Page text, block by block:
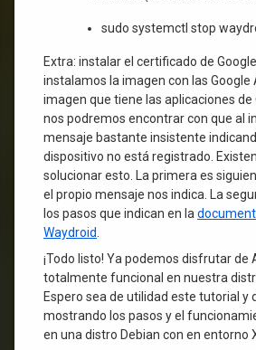
sudo systemctl stop
Extra: instalar el certificado de
instalamos la imagen con las Google
imagen que tiene las aplicaciones de
nos podremos encontrar con que al
mensaje bastante insistente
dispositivo no está registrado.
solucionar esto. La primera es
el propio mensaje nos indica. La
los pasos que indican en la
Waydroid
¡Todo listo! Ya podemos disfrutar de
totalmente funcional en nuestra
Espero sea de utilidad este tutorial y
mostrando los pasos y el
en una distro Debian con en entorno